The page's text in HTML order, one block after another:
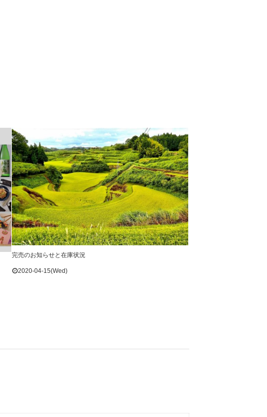
完売のお知らせと在庫状況
2020-04-15(Wed)